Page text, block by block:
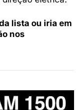
lista ou iria em
nos